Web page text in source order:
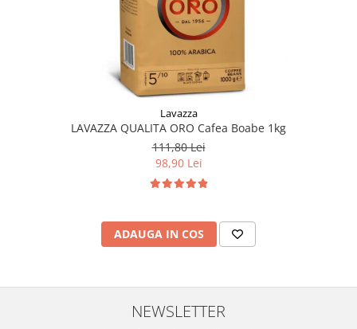
Lavazza
LAVAZZA QUALITA ORO Cafea Boabe 1kg
111,80 Lei
98,90 Lei
ADAUGA IN COS
NEWSLETTER